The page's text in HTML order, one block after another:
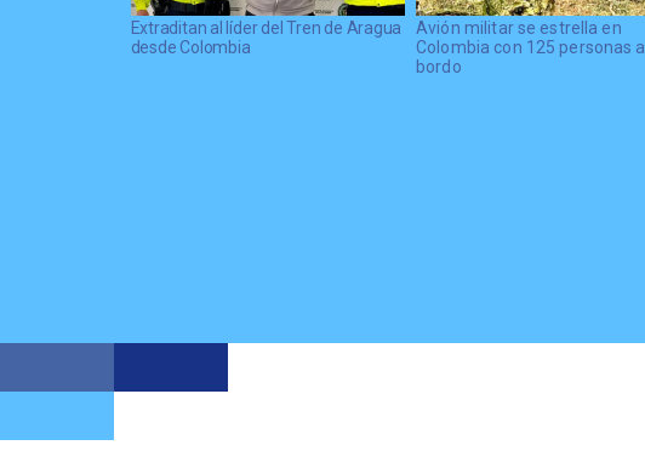
Extraditan al líder del Tren de Aragua
desde Colombia
Avión militar se estrella en
Colombia con 125 personas a
bordo